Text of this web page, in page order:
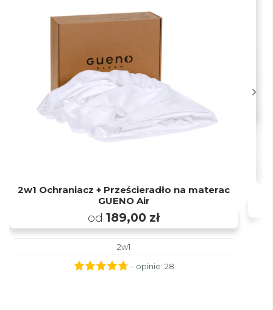
2w1 Ochraniacz + Prześcieradło na materac
GUENO Air
od 189,00 zł
2w1
- opinie: 28